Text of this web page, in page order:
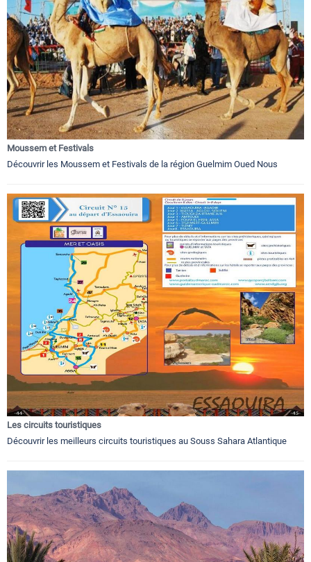
Moussem et Festivals
Découvrir les Moussem et Festivals de la région Guelmim Oued Nous
Les circuits touristiques
Découvrir les meilleurs circuits touristiques au Souss Sahara Atlantique